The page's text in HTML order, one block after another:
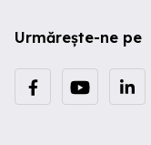
Urmărește-ne pe